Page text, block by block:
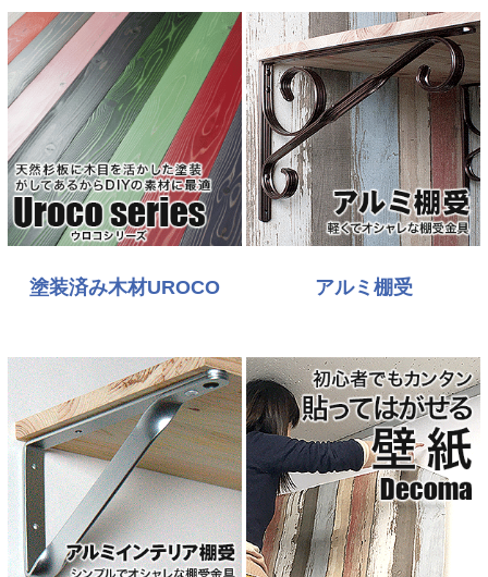
塗装済み木材UROCO アルミ棚受